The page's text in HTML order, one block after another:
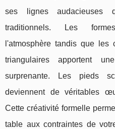
ses lignes audacieuses
traditionnels. Les
l'atmosphère tandis que les
triangulaires apportent
surprenante. Les pieds
deviennent de véritables
Cette créativité formelle
table aux contraintes de